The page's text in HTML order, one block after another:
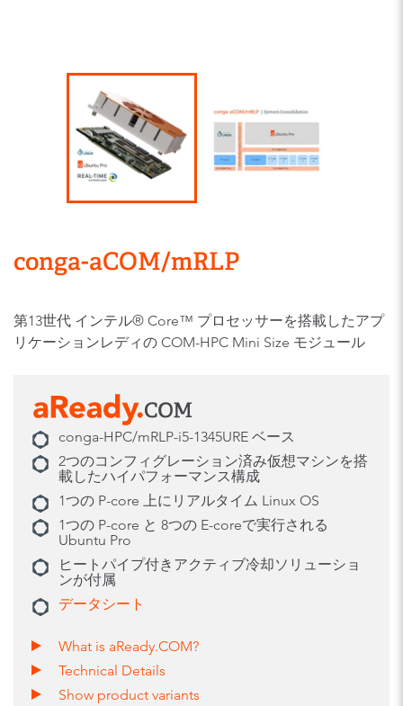
conga-aCOM/mRLP
第13世代 インテル® Core™ プロセッサーを搭載したアプ
リケーションレディの COM-HPC Mini Size モジュール
conga-HPC/mRLP-i5-1345URE ベース
2つのコンフィグレーション済み仮想マシンを搭
載したハイパフォーマンス構成
1つの P-core 上にリアルタイム Linux OS
1つの P-core と 8つの E-coreで実行される
Ubuntu Pro
ヒートパイプ付きアクティブ冷却ソリューショ
ンが付属
データシート
What is aReady.COM?
Technical Details
Show product variants